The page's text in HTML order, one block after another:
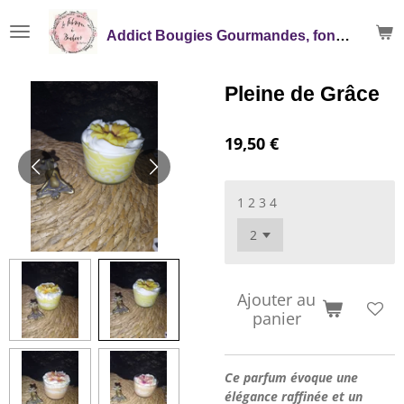
au
Addict Bougies Gourmandes, fondants, Mikado
Pleine de Grâce
19,50 €
1 2 3 4
Ajouter au
panier
Ce parfum évoque une
élégance raffinée et un